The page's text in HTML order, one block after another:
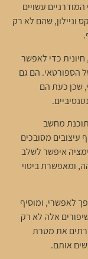
עשויים
וניילון, שהם לא רק
כדי לאפשר
הספורטאי. הם גם
שכן כעת הם
תוכנת מחשב
מסובכים
איפשר לשלב
ומאפשרת ביטוי
לאפשרי, ומוסיף
אלה לא רק
את מטרת
אותם.